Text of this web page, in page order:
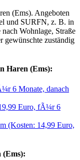
(Ems). Angeboten
und SURFN, z. B. in
Wohnlage, Straße
gewünschte zuständig
Haren (Ems):
6 Monate, danach
Euro, fÃ¼r 6
(Kosten: 14,99 Euro,
(Ems):